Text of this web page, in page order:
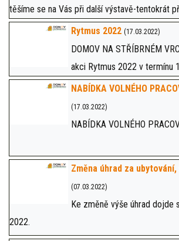
těšíme se na Vás při další výstavě-tentokrát
Rytmus 2022 (17.03.2022)
DOMOV NA STŘÍBRNÉM
akci Rytmus 2022 v termínu
NABÍDKA VOLNÉHO
(17.03.2022)
NABÍDKA VOLNÉHO
Změna úhrad za
(07.03.2022)
Ke změně výše úhrad dojde
2022.